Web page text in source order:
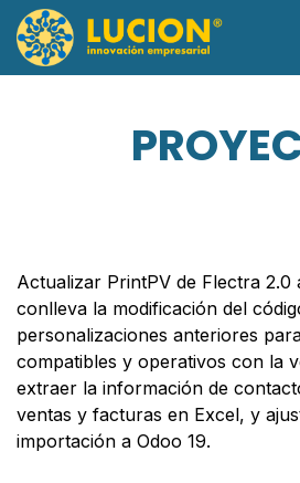
Ir al contenido
Actualizar PrintPV de Flectra 2.0
conlleva la modificación del
personalizaciones anteriores
compatibles y operativos con la
extraer la información de
ventas y facturas en Excel, y
importación a Odoo 19.